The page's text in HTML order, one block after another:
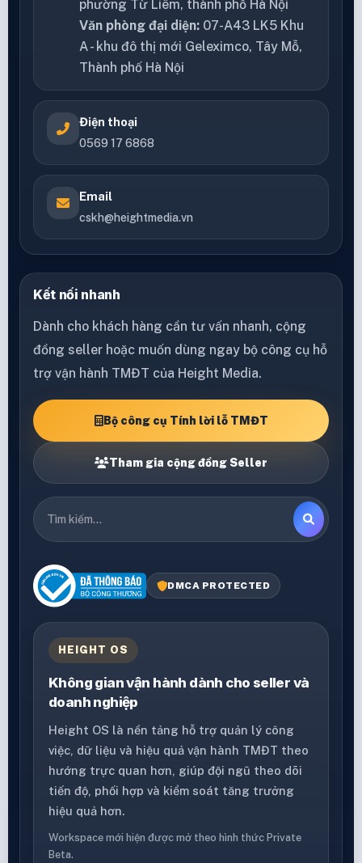
phường Từ Liêm, thành phố Hà Nội
Văn phòng đại diện: 07-A43 LK5 Khu
A - khu đô thị mới Geleximco, Tây Mỗ,
Thành phố Hà Nội
Điện thoại
0569 17 6868
Email
cskh@heightmedia.vn
Kết nối nhanh
Dành cho khách hàng cần tư vấn nhanh, cộng
đồng seller hoặc muốn dùng ngay bộ công cụ hỗ
trợ vận hành TMĐT của Height Media.
Bộ công cụ Tính lời lỗ TMĐT
Tham gia cộng đồng Seller
DMCA PROTECTED
HEIGHT OS
Không gian vận hành dành cho seller và
doanh nghiệp
Height OS là nền tảng hỗ trợ quản lý công
việc, dữ liệu và hiệu quả vận hành TMĐT theo
hướng trực quan hơn, giúp đội ngũ theo dõi
tiến độ, phối hợp và kiểm soát tăng trưởng
hiệu quả hơn.
Workspace mới hiện được mở theo hình thức Private
Beta.